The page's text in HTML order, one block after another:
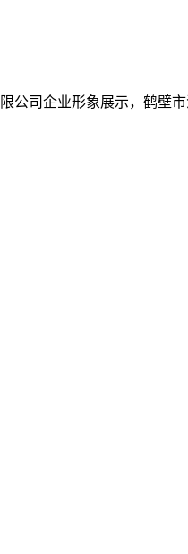
公司企业形象展示，鹤壁